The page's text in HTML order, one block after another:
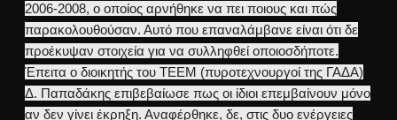
2006-2008, ο οποίος αρνήθηκε να πει ποιους και πώς
παρακολουθούσαν. Αυτό που επαναλάμβανε είναι ότι δε
προέκυψαν στοιχεία για να συλληφθεί οποιοσδήποτε.
Έπειτα ο διοικητής του ΤΕΕΜ (πυροτεχνουργοί της ΓΑΔΑ)
Δ. Παπαδάκης επιβεβαίωσε πως οι ίδιοι επεμβαίνουν μόνο
αν δεν γίνει έκρηξη. Αναφέρθηκε, δε, στις δυο ενέργειες